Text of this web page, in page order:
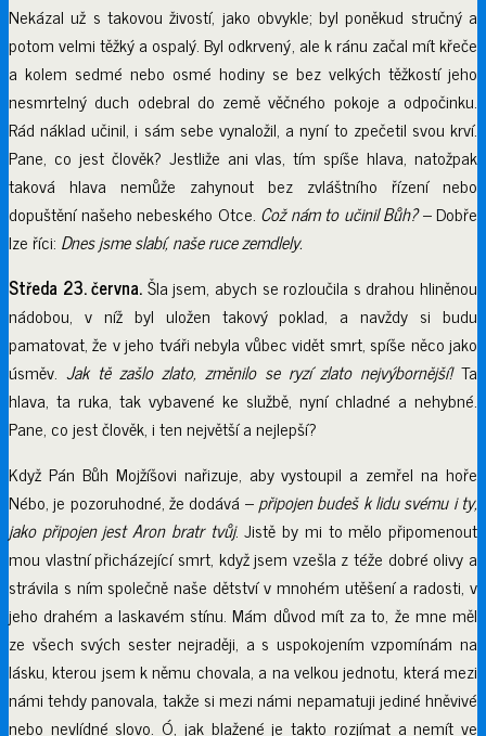
Nekázal už s takovou živostí, jako obvykle; byl poněkud stručný a
potom velmi těžký a ospalý. Byl odkrvený, ale k ránu začal mít křeče
a kolem sedmé nebo osmé hodiny se bez velkých těžkostí jeho
nesmrtelný duch odebral do země věčného pokoje a odpočinku.
Rád náklad učinil, i sám sebe vynaložil, a nyní to zpečetil svou krví.
Pane, co jest člověk? Jestliže ani vlas, tím spíše hlava, natožpak
taková hlava nemůže zahynout bez zvláštního řízení nebo
dopuštění našeho nebeského Otce. Což nám to učinil Bůh?– Dobře
lze říci: Dnes jsme slabí, naše ruce zemdlely.
Středa 23. června.Šla jsem, abych se rozloučila s drahou hliněnou
nádobou, v níž byl uložen takový poklad, a navždy si budu
pamatovat, že v jeho tváři nebyla vůbec vidět smrt, spíše něco jako
úsměv. Jak tě zašlo zlato, změnilo se ryzí zlato nejvýbornější!Ta
hlava, ta ruka, tak vybavené ke službě, nyní chladné a nehybné.
Pane, co jest člověk, i ten největší a nejlepší?
Když Pán Bůh Mojžíšovi nařizuje, aby vystoupil a zemřel na hoře
Nébo, je pozoruhodné, že dodává –připojen budeš k lidu svému i ty,
jako připojen jest Aron bratr tvůj. Jistě by mi to mělo připomenout
mou vlastní přicházející smrt, když jsem vzešla z téže dobré olivy a
strávila s ním společně naše dětství v mnohém utěšení a radosti, v
jeho drahém a laskavém stínu. Mám důvod mít za to, že mne měl
ze všech svých sester nejraději, a s uspokojením vzpomínám na
lásku, kterou jsem k němu chovala, a na velkou jednotu, která mezi
námi tehdy panovala, takže si mezi námi nepamatuji jediné hněvivé
nebo nevlídné slovo. Ó, jak blažené je takto rozjímat a nemít ve